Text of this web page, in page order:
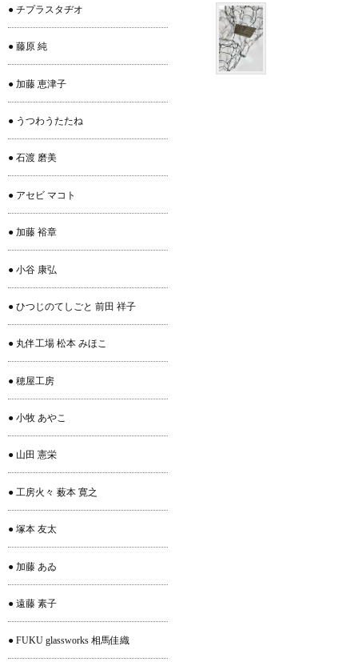
● チプラスタヂオ
● 藤原 純
● 加藤 恵津子
● うつわうたたね
● 石渡 磨美
● アセビ マコト
● 加藤 裕章
● 小谷 康弘
● ひつじのてしごと 前田 祥子
● 丸伴工場 松本 みほこ
● 穂屋工房
● 小牧 あやこ
● 山田 憲栄
● 工房火々 薮本 寛之
● 塚本 友太
● 加藤 あゐ
● 遠藤 素子
● FUKU glassworks 相馬佳織